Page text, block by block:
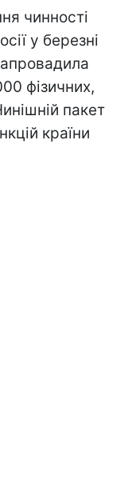
чинності
у березні
фізичних,
пакет
країни